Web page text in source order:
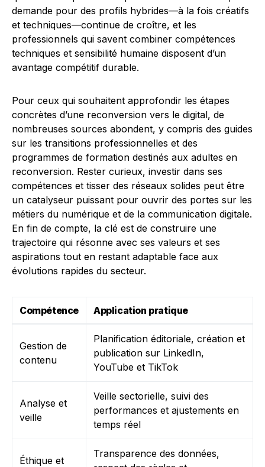
demande pour des profils hybrides—à la fois créatifs
et techniques—continue de croître, et les
professionnels qui savent combiner compétences
techniques et sensibilité humaine disposent d’un
avantage compétitif durable.
Pour ceux qui souhaitent approfondir les étapes
concrètes d’une reconversion vers le digital, de
nombreuses sources abondent, y compris des guides
sur les transitions professionnelles et des
programmes de formation destinés aux adultes en
reconversion. Rester curieux, investir dans ses
compétences et tisser des réseaux solides peut être
un catalyseur puissant pour ouvrir des portes sur les
métiers du numérique et de la communication digitale.
En fin de compte, la clé est de construire une
trajectoire qui résonne avec ses valeurs et ses
aspirations tout en restant adaptable face aux
évolutions rapides du secteur.
Compétence Application pratique
Gestion de
contenu
Planification éditoriale, création et
publication sur LinkedIn,
YouTube et TikTok
Analyse et
veille
Veille sectorielle, suivi des
performances et ajustements en
temps réel
Éthique et
Transparence des données,